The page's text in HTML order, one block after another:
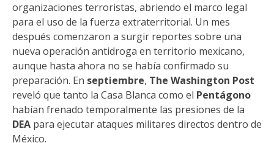
organizaciones terroristas, abriendo el marco legal
para el uso de la fuerza extraterritorial. Un mes
después comenzaron a surgir reportes sobre una
nueva operación antidroga en territorio mexicano,
aunque hasta ahora no se había confirmado su
preparación. En septiembre, The Washington Post
reveló que tanto la Casa Blanca como el Pentágono
habían frenado temporalmente las presiones de la
DEA para ejecutar ataques militares directos dentro de
México.